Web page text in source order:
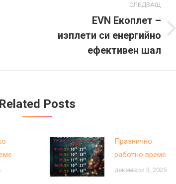
СЛЕДВАЩ
Next
EVN Екоплет –
изплети си енергийно
ефективен шал
Related Posts
Празнично
работно време
декември 3, 2025